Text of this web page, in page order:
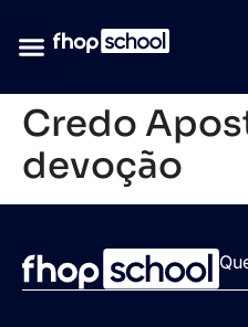
Credo
devoção